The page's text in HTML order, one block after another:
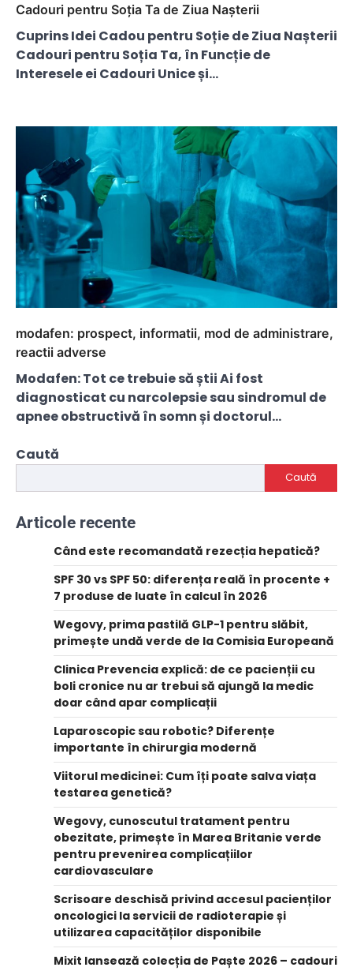
Cadouri pentru Soția Ta de Ziua Nașterii
Cuprins Idei Cadou pentru Soție de Ziua Nașterii
Cadouri pentru Soția Ta, în Funcție de
Interesele ei Cadouri Unice și…
modafen: prospect, informatii, mod de administrare,
reactii adverse
Modafen: Tot ce trebuie să știi Ai fost
diagnosticat cu narcolepsie sau sindromul de
apnee obstructivă în somn și doctorul…
Caută
Caută
Articole recente
Când este recomandată rezecția hepatică?
SPF 30 vs SPF 50: diferența reală în procente +
7 produse de luate în calcul în 2026
Wegovy, prima pastilă GLP-1 pentru slăbit,
primește undă verde de la Comisia Europeană
Clinica Prevencia explică: de ce pacienții cu
boli cronice nu ar trebui să ajungă la medic
doar când apar complicații
Laparoscopic sau robotic? Diferențe
importante în chirurgia modernă
Viitorul medicinei: Cum îți poate salva viața
testarea genetică?
Wegovy, cunoscutul tratament pentru
obezitate, primește în Marea Britanie verde
pentru prevenirea complicațiilor
cardiovasculare
Scrisoare deschisă privind accesul pacienților
oncologici la servicii de radioterapie și
utilizarea capacităților disponibile
Mixit lansează colecția de Paște 2026 – cadouri